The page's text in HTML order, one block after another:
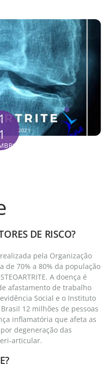
2021
DE RISCO?
pela Organização
de 70% a 80% da população
A doença é
afastamento de trabalho
Social e o Instituto
12 milhões de pessoas
inflamatória que afeta as
degeneração das
articular.